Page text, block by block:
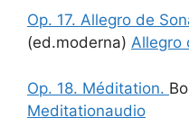
Op. 17. Allegro de
(ed.moderna) Allegro
Op. 18. Méditation.
Meditationaudio